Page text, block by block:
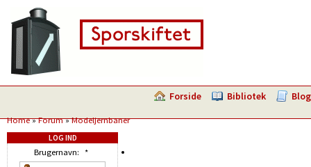
Forside Bibliotek Blog
Home»Forum»Modeljernbaner
LOG IND
Brugernavn: *